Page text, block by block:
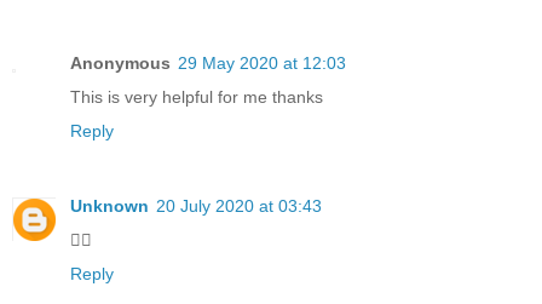
Anonymous 29 May 2020 at 12:03
This is very helpful for me thanks
Reply
Unknown 20 July 2020 at 03:43
👍🏻
Reply